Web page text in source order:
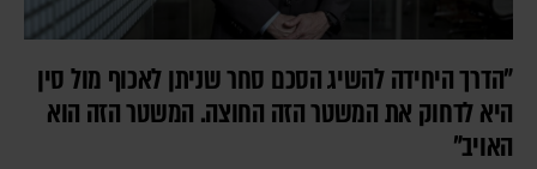
"הדרך היחידה להשיג הסכם סחר שניתן לאכוף מול סין
היא לדחוק את המשטר הזה החוצה. המשטר הזה הוא
האויב"